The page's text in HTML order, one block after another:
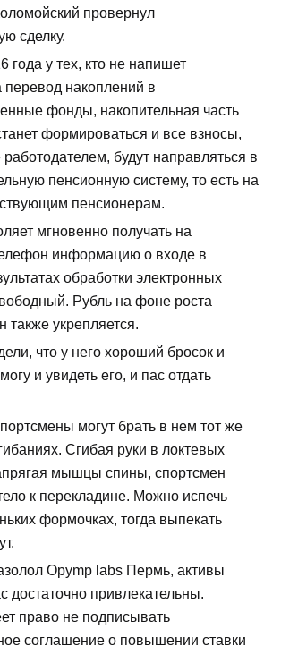
провернул
сделку.
года у тех, кто не напишет
перевод накоплений в
фонды, накопительная часть
формироваться и все взносы,
будут направляться в
пенсионную систему, то есть на
пенсионерам.
мгновенно получать на
информацию о входе в
обработки электронных
Рубль на фоне роста
также укрепляется.
что у него хороший бросок и
и увидеть его, и пас отдать
могут брать в нем тот же
Сгибая руки в локтевых
мышцы спины, спортсмен
к перекладине. Можно испечь
формочках, тогда выпекать
Opymp labs Пермь, активы
достаточно привлекательны.
право не подписывать
соглашение о повышении ставки